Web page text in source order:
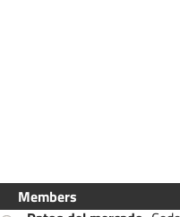
Members